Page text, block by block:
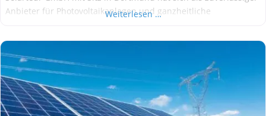
Anbieter für Photovoltaikanlagen und ganzheitliche
maßgeschneiderte Solarkonzepte für Privat- und
Gewerbekunden – von der Planung über die
Materialbeschaffung bis
Weiterlesen …